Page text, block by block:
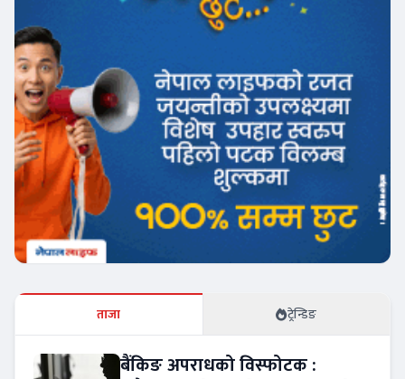
ताजा ट्रेन्डिङ
बैंकिङ अपराधको विस्फोटक :